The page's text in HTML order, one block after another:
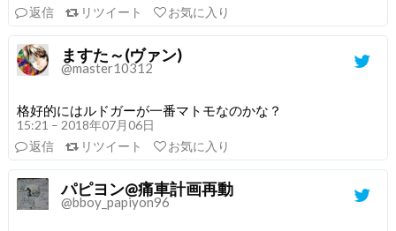
返信
リツイート お気に入り
ますた～(ヴァン)
@master10312
格好的にはルドガーが一番マトモなのかな？
15:21 – 2018年07月06日
返信
リツイート お気に入り
パピヨン@痛車計画再動
@bboy_papiyon96